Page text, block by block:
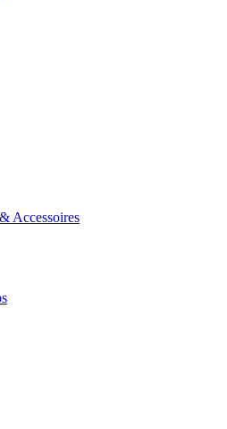
Accessoires